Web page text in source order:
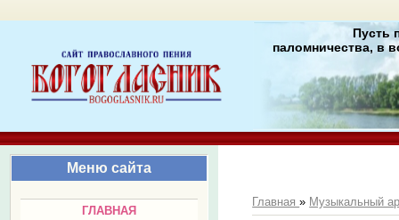
Пусть
паломничества, в
Меню сайта
ГЛАВНАЯ
Главная» Музыкальный